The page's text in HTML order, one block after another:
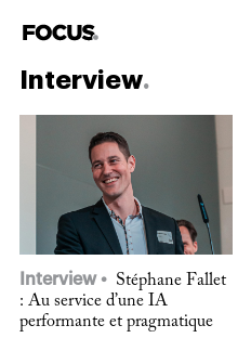
Interview
Interview
Stéphane Fallet
: Au service d’une IA
performante et pragmatique